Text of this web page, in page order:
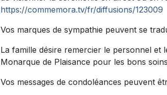
https://commemora.tv/fr/diffusions/123009
Vos marques de sympathie peuvent se
La famille désire remercier le personnel et
Monarque de Plaisance pour les bons
Vos messages de condoléances peuvent